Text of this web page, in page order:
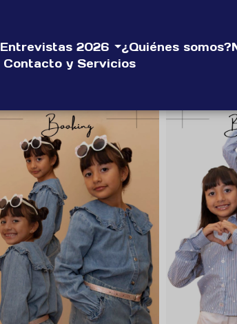
Entrevistas 2026 ¿Quiénes somos?
Contacto y Servicios